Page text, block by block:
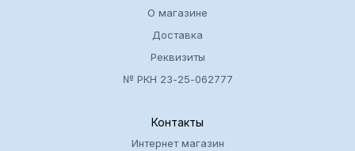
О магазине
Доставка
Реквизиты
№ РКН 23-25-062777
Контакты
Интернет магазин